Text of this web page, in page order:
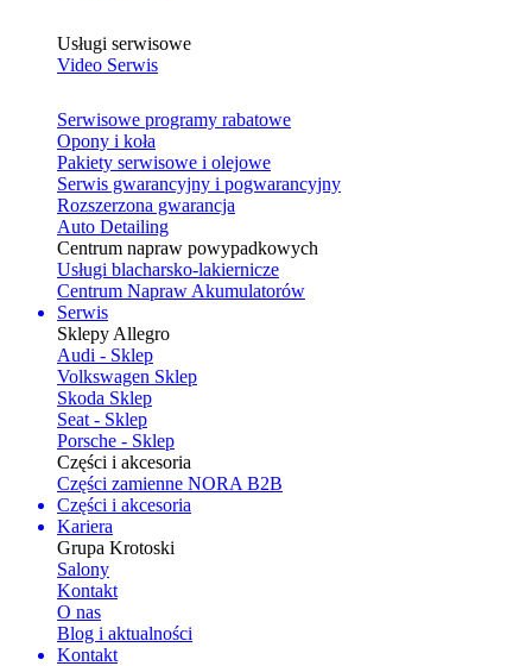
Usługi serwisowe
Video Serwis
Serwisowe programy rabatowe
Opony i koła
Pakiety serwisowe i olejowe
Serwis gwarancyjny i pogwarancyjny
Rozszerzona gwarancja
Auto Detailing
Centrum napraw powypadkowych
Usługi blacharsko-lakiernicze
Centrum Napraw Akumulatorów
Serwis
Sklepy Allegro
Audi - Sklep
Volkswagen Sklep
Skoda Sklep
Seat - Sklep
Porsche - Sklep
Części i akcesoria
Części zamienne NORA B2B
Części i akcesoria
Kariera
Grupa Krotoski
Salony
Kontakt
O nas
Blog i aktualności
Kontakt